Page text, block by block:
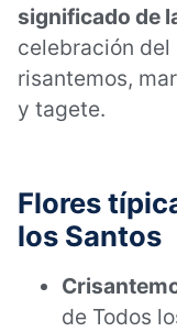
significado de
celebración del
risantemos,
y tagete.
Flores
los Santos
de Todos